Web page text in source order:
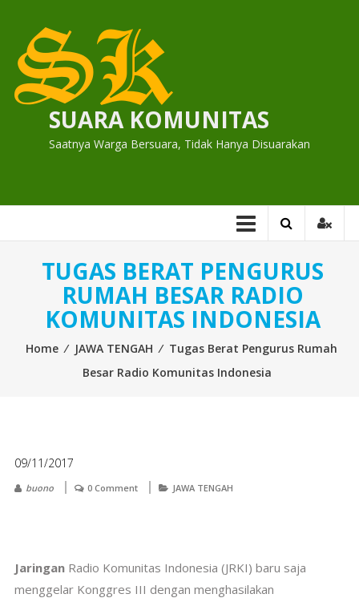
content
SUARA KOMUNITAS
Saatnya Warga Bersuara, Tidak Hanya Disuarakan
TUGAS BERAT PENGURUS
RUMAH BESAR RADIO
KOMUNITAS INDONESIA
Home ⁄ JAWA TENGAH ⁄ Tugas Berat Pengurus Rumah
Besar Radio Komunitas Indonesia
09/11/2017
buono 0 Comment JAWA TENGAH
JaringanRadio Komunitas Indonesia (JRKI) baru saja
menggelar Konggres III dengan menghasilakan